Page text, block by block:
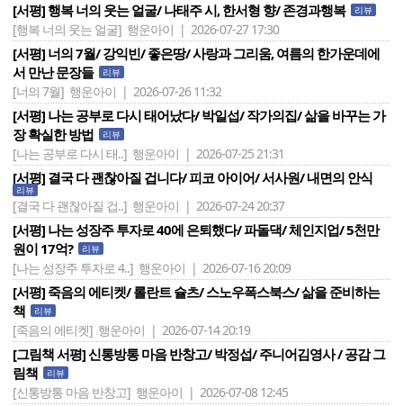
[서평] 행복 너의 웃는 얼굴/ 나태주 시, 한서형 향/ 존경과행복 리뷰
[행복 너의 웃는 얼굴] 행운아이 | 2026-07-27 17:30
[서평] 너의 7월/ 강익빈/ 좋은땅/ 사랑과 그리움, 여름의 한가운데에
서 만난 문장들
리뷰
[너의 7월] 행운아이 | 2026-07-26 11:32
[서평] 나는 공부로 다시 태어났다/ 박일섭/ 작가의집/ 삶을 바꾸는 가
장 확실한 방법
리뷰
[나는 공부로 다시 태..] 행운아이 | 2026-07-25 21:31
[서평] 결국 다 괜찮아질 겁니다/ 피코 아이어/ 서사원/ 내면의 안식
리뷰
[결국 다 괜찮아질 겁..] 행운아이 | 2026-07-24 20:37
[서평] 나는 성장주 투자로 40에 은퇴했다/ 파돌댁/ 체인지업/ 5천만
원이 17억?
리뷰
[나는 성장주 투자로 4..] 행운아이 | 2026-07-16 20:09
[서평] 죽음의 에티켓/ 롤란트 슐츠/ 스노우폭스북스/ 삶을 준비하는
책
리뷰
[죽음의 에티켓] 행운아이 | 2026-07-14 20:19
[그림책 서평] 신통방통 마음 반창고/ 박정섭/ 주니어김영사 / 공감 그
림책
리뷰
[신통방통 마음 반창고] 행운아이 | 2026-07-08 12:45